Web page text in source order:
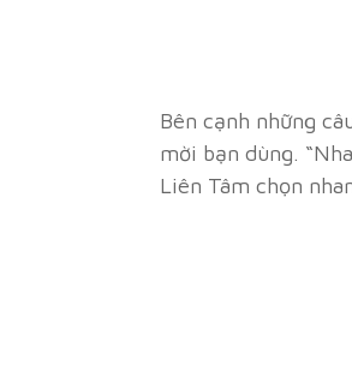
Bên cạnh những
mời bạn dùng.
Liên Tâm chọn